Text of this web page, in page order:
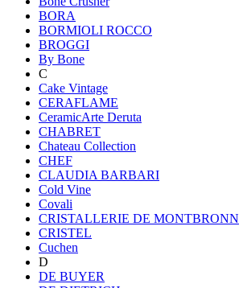
BORA
BORMIOLI ROCCO
BROGGI
By Bone
C
Cake Vintage
CERAFLAME
CeramicArte Deruta
CHABRET
Chateau Collection
CHEF
CLAUDIA BARBARI
Cold Vine
Covali
CRISTALLERIE DE MONTBRONN
CRISTEL
Cuchen
D
DE BUYER